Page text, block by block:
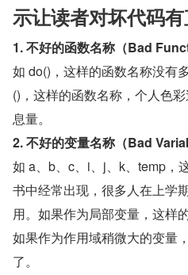
示让读者对坏代码有
1. 不好的函数名称（Bad
如 do()，这样的函数名称没有
()，这样的函数名称，个人色
息量。
2. 不好的变量名称（Bad
如 a、b、c、i、j、k、temp，
书中经常出现，很多人在上学
用。如果作为局部变量，这样
如果作为作用域稍微大的变量
了。